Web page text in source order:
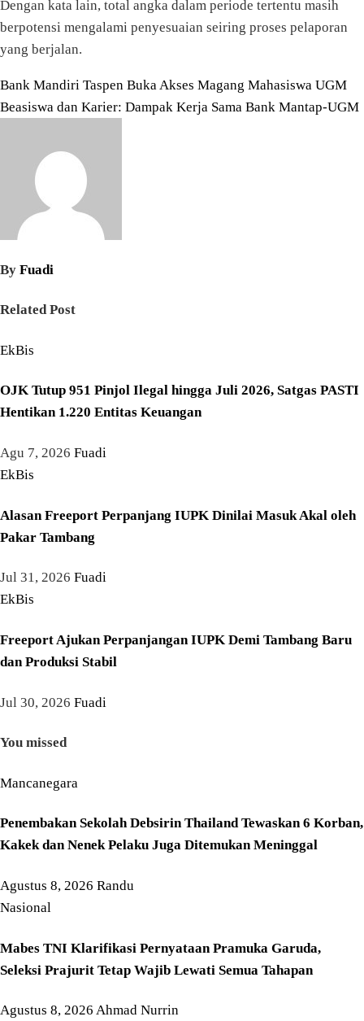
Dengan kata lain, total angka dalam periode tertentu masih
berpotensi mengalami penyesuaian seiring proses pelaporan
yang berjalan.
Navigasi
pos
Bank Mandiri Taspen Buka Akses Magang Mahasiswa UGM
Beasiswa dan Karier: Dampak Kerja Sama Bank Mantap-UGM
By Fuadi
Related Post
EkBis
OJK Tutup 951 Pinjol Ilegal hingga Juli 2026, Satgas PASTI
Hentikan 1.220 Entitas Keuangan
Agu 7, 2026 Fuadi
EkBis
Alasan Freeport Perpanjang IUPK Dinilai Masuk Akal oleh
Pakar Tambang
Jul 31, 2026 Fuadi
EkBis
Freeport Ajukan Perpanjangan IUPK Demi Tambang Baru
dan Produksi Stabil
Jul 30, 2026 Fuadi
You missed
Mancanegara
Penembakan Sekolah Debsirin Thailand Tewaskan 6 Korban,
Kakek dan Nenek Pelaku Juga Ditemukan Meninggal
Agustus 8, 2026 Randu
Nasional
Mabes TNI Klarifikasi Pernyataan Pramuka Garuda,
Seleksi Prajurit Tetap Wajib Lewati Semua Tahapan
Agustus 8, 2026 Ahmad Nurrin